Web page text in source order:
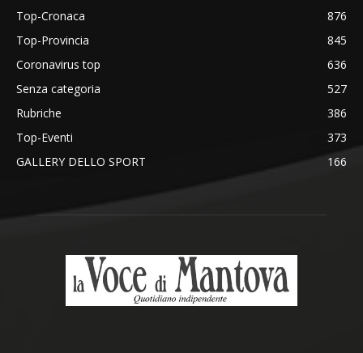
Top-Cronaca
876
Top-Provincia
845
Coronavirus top
636
Senza categoria
527
Rubriche
386
Top-Eventi
373
GALLERY DELLO SPORT
166